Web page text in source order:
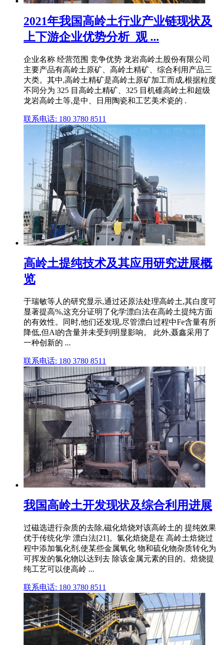
2021年我国高岭土行业产业链现状及
上下游企业优势分析_观 ...
企业名称 经营范围 竞争优势 龙岩高岭土股份有限公司
主要产品有高岭土原矿、高岭土精矿、综合利用产品三
大类。其中,高岭土精矿是高岭土原矿加工而成,根据粒度
不同分为 325 目高岭土精矿、325 目机碓高岭土和超级
龙岩高岭土等,是中、日用陶瓷和工艺美术瓷的 .
联系电话: 180 3780 8511
高岭土提纯技术及其应用研究进展概
览
于瑞敏等人的研究显示,通过还原法处理高岭土,其白度可
显著提高%,这充分证明了化学漂白法在高岭土提纯方面
的有效性。同时,他们还发现,尽管漂白过程中Fe含量有所
降低,但Al的含量并未受到明显影响。 此外,聂鑫采用了
一种创新的 ...
联系电话: 180 3780 8511
我国高岭土开发现状及综合利用进展
过磁选进行杂质的去除,磁化焙烧对该高岭土的 提纯效果
优于传统化学 漂白法[21]。氯化焙烧是在 高岭土焙烧过
程中添加氯化剂,使某些金属氧化 物和硫化物杂质转化为
可挥发的氯化物以达到去 除该金属元素的目的。焙烧提
纯工艺可以使高岭 ...
联系电话: 180 3780 8511